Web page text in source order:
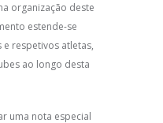
organização deste
estende-se
respetivos atletas,
ao longo desta
uma nota especial